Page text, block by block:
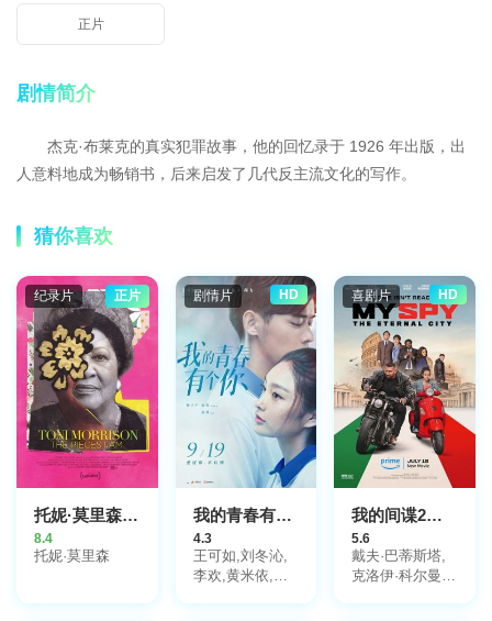
正片
剧情简介
杰克·布莱克的真实犯罪故事，他的回忆录于 1926 年出版，出
人意料地成为畅销书，后来启发了几代反主流文化的写作。
猜你喜欢
纪录片 正片
托妮·莫里森：我的作品
8.4
托妮·莫里森
剧情片 HD
我的青春有个你
4.3
王可如,刘冬沁,
李欢,黄米依,沈
喜剧片 HD
我的间谍2：永恒之城
5.6
戴夫·巴蒂斯塔,
克洛伊·科尔曼,